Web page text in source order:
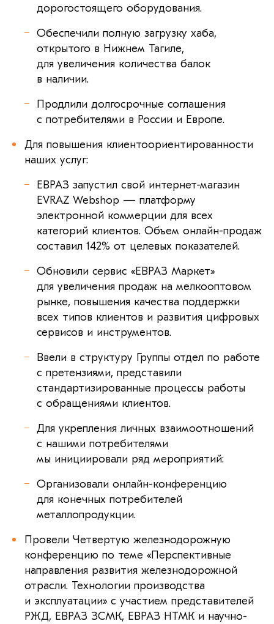
дорогостоящего оборудования.
Обеспечили полную загрузку хаба,
открытого в Нижнем Тагиле,
для увеличения количества балок
в наличии.
Продлили долгосрочные соглашения
с потребителями в России и Европе.
Для повышения клиентоориентированности
наших услуг:
ЕВРАЗ запустил свой интернет-магазин
EVRAZ Webshop — платформу
электронной коммерции для всех
категорий клиентов. Объем онлайн-продаж
составил 142% от целевых показателей.
Обновили сервис «ЕВРАЗ Маркет»
для увеличения продаж на мелкооптовом
рынке, повышения качества поддержки
всех типов клиентов и развития цифровых
сервисов и инструментов.
Ввели в структуру Группы отдел по работе
с претензиями, представили
стандартизированные процессы работы
с обращениями клиентов.
Для укрепления личных взаимоотношений
с нашими потребителями
мы инициировали ряд мероприятий:
Организовали онлайн-конференцию
для конечных потребителей
металлопродукции.
Провели Четвертую железнодорожную
конференцию по теме «Перспективные
направления развития железнодорожной
отрасли. Технологии производства
и эксплуатации» с участием представителей
РЖД, ЕВРАЗ ЗСМК, ЕВРАЗ НТМК и научно-